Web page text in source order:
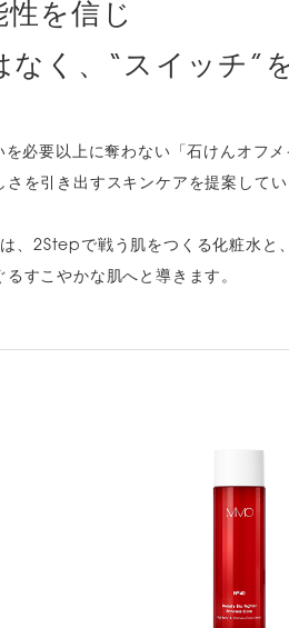
を信じ
なく、“スイッチ”
必要以上に奪わない「石けんオフメ
さを引き出すスキンケアを提案してい
、2Stepで戦う肌をつくる化粧水と
すこやかな肌へと導きます。